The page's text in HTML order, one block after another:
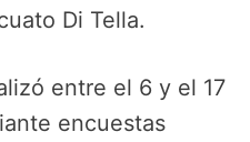
Di Tella.
entre el 6 y el 17
encuestas